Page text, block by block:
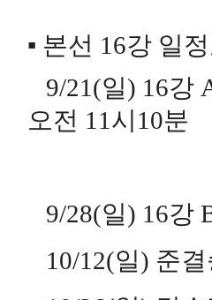
​▪ 본선 16강 일
9/21(일) 16강
오전 11 시 10분
9/28(일) 16강
10/12(일) 준